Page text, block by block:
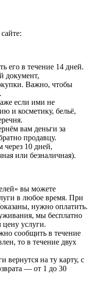
его в течение 14 дней.
документ,
Важно, чтобы
если ими не
и косметику, бельё,
вам деньги за
продавцу.
через 10 дней,
или безналичная).
вы можете
в любое время. При
нужно оплатить.
мы бесплатно
услуги.
сообщить в течение
то в течение двух
вернутся на ту карту, с
— от 1 до 30